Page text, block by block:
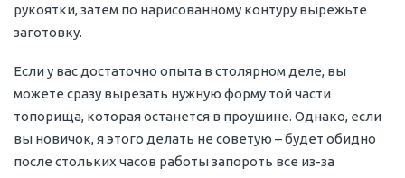
рукоятки, затем по нарисованному контуру вырежьте
заготовку.
Если у вас достаточно опыта в столярном деле, вы
можете сразу вырезать нужную форму той части
топорища, которая останется в проушине. Однако, если
вы новичок, я этого делать не советую – будет обидно
после стольких часов работы запороть все из-за